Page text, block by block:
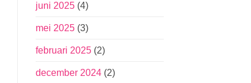
juni 2025(4)
mei 2025(3)
februari 2025(2)
december 2024(2)